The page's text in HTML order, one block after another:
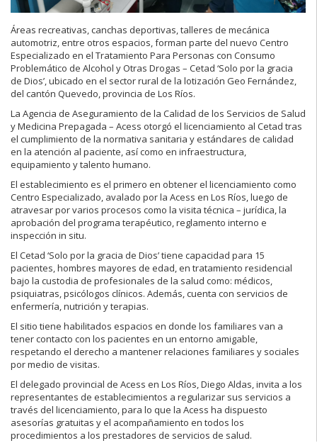
Áreas recreativas, canchas deportivas, talleres de mecánica
automotriz, entre otros espacios, forman parte del nuevo Centro
Especializado en el Tratamiento Para Personas con Consumo
Problemático de Alcohol y Otras Drogas – Cetad ‘Solo por la gracia
de Dios’, ubicado en el sector rural de la lotización Geo Fernández,
del cantón Quevedo, provincia de Los Ríos.
La Agencia de Aseguramiento de la Calidad de los Servicios de Salud
y Medicina Prepagada – Acess otorgó el licenciamiento al Cetad tras
el cumplimiento de la normativa sanitaria y estándares de calidad
en la atención al paciente, así como en infraestructura,
equipamiento y talento humano.
El establecimiento es el primero en obtener el licenciamiento como
Centro Especializado, avalado por la Acess en Los Ríos, luego de
atravesar por varios procesos como la visita técnica – jurídica, la
aprobación del programa terapéutico, reglamento interno e
inspección in situ.
El Cetad ‘Solo por la gracia de Dios’ tiene capacidad para 15
pacientes, hombres mayores de edad, en tratamiento residencial
bajo la custodia de profesionales de la salud como: médicos,
psiquiatras, psicólogos clínicos. Además, cuenta con servicios de
enfermería, nutrición y terapias.
El sitio tiene habilitados espacios en donde los familiares van a
tener contacto con los pacientes en un entorno amigable,
respetando el derecho a mantener relaciones familiares y sociales
por medio de visitas.
El delegado provincial de Acess en Los Ríos, Diego Aldas, invita a los
representantes de establecimientos a regularizar sus servicios a
través del licenciamiento, para lo que la Acess ha dispuesto
asesorías gratuitas y el acompañamiento en todos los
procedimientos a los prestadores de servicios de salud.